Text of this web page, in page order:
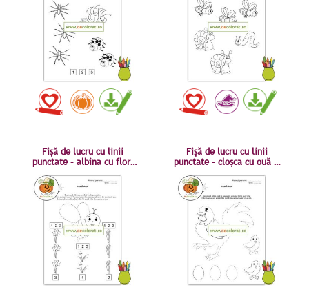
Fișă de lucru cu linii
punctate – albina cu flori
1-3
Fișă de lucru cu linii
punctate – cloșca cu ouă și